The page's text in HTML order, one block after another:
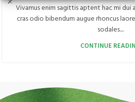
Vivamus enim sagittis aptent hac mi dui
cras odio bibendum augue rhoncus
sodales....
CONTINUE